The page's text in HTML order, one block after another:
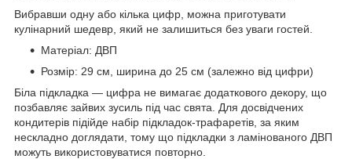
Вибравши одну або кілька цифр, можна приготувати
кулінарний шедевр, який не залишиться без уваги гостей.
Матеріал: ДВП
Розмір: 29 см, ширина до 25 см (залежно від цифри)
Біла підкладка — цифра не вимагає додаткового декору, що
позбавляє зайвих зусиль під час свята. Для досвідчених
кондитерів підійде набір підкладок-трафаретів, за яким
нескладно доглядати, тому що підкладки з ламінованого ДВП
можуть використовуватися повторно.